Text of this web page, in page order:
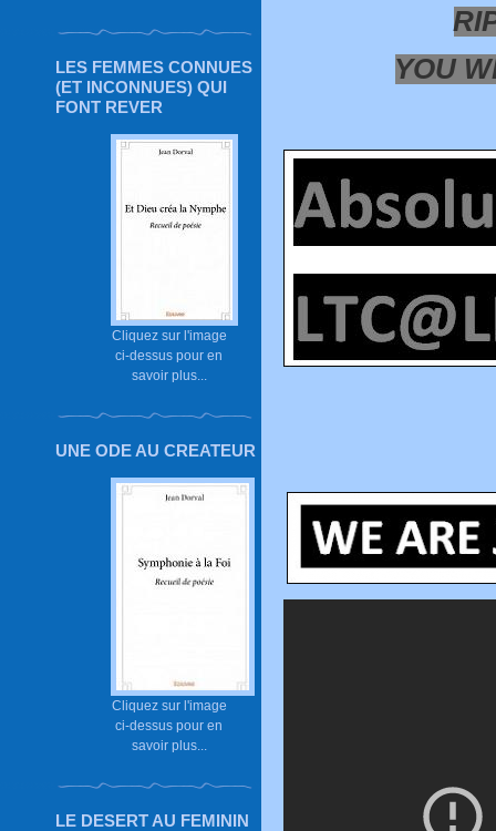
LES FEMMES CONNUES
(ET INCONNUES) QUI
FONT REVER
Cliquez sur l'image
ci-dessus pour en
savoir plus...
UNE ODE AU CREATEUR
Cliquez sur l'image
ci-dessus pour en
savoir plus...
LE DESERT AU FEMININ
YOU